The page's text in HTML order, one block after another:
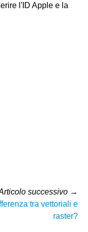
l'ID Apple e la
successivo →
tra vettoriali e
raster?